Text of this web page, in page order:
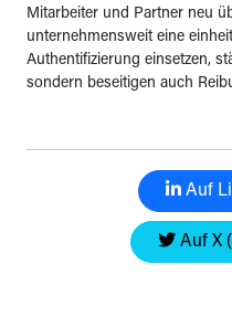
Mitarbeiter und Partner neu
unternehmensweit eine
Authentifizierung einsetzen,
sondern beseitigen auch
Auf
Auf X